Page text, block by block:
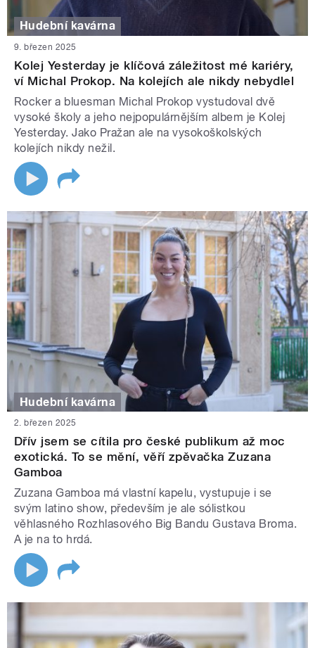
Hudební kavárna
9. březen 2025
Kolej Yesterday je klíčová záležitost mé kariéry,
ví Michal Prokop. Na kolejích ale nikdy nebydlel
Rocker a bluesman Michal Prokop vystudoval dvě
vysoké školy a jeho nejpopulárnějším albem je Kolej
Yesterday. Jako Pražan ale na vysokoškolských
kolejích nikdy nežil.
Hudební kavárna
2. březen 2025
Dřív jsem se cítila pro české publikum až moc
exotická. To se mění, věří zpěvačka Zuzana
Gamboa
Zuzana Gamboa má vlastní kapelu, vystupuje i se
svým latino show, především je ale sólistkou
věhlasného Rozhlasového Big Bandu Gustava Broma.
A je na to hrdá.